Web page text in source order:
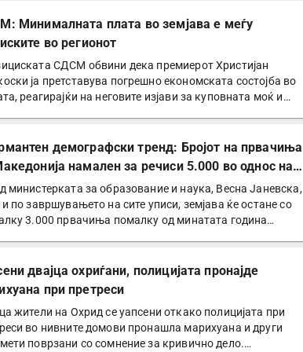
Минималната плата во земјава е меѓу
во регионот
СДСМ обвини дека премиерот Христијан
ја претставува погрешно економската состојба во
реагирајќи на неговите изјави за куповната моќ и…
демографски тренд: Бројот на првачиња
намален за речиси 5.000 во однос на
министерката за образование и наука, Весна Јаневска,
и по завршувањето на сите уписи, земјава ќе остане со
3.000 првачиња помалку од минатата година…
двајца охриѓани, полицијата пронајде
при претреси
жители на Охрид се уапсени откако полицијата при
во нивните домови пронашла марихуана и други
поврзани со сомнение за кривично дело.